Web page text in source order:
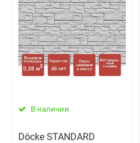
В наличии
Döcke STANDARD